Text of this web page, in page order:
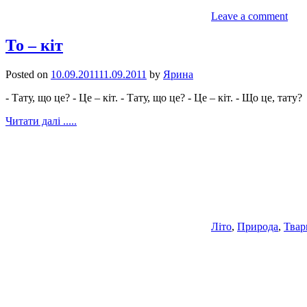
Leave a comment
То – кіт
Posted on 10.09.201111.09.2011 by Ярина
- Тату, що це? - Це – кіт. - Тату, що це? - Це – кіт. - Що це, тату?
Читати далі .....
Літо, Природа,